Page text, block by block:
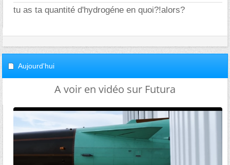
tu as ta quantité d'hydrogéne en quoi?!alors?
Aujourd'hui
A voir en vidéo sur Futura